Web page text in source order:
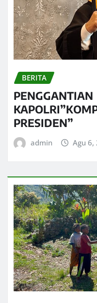
BERITA
PENGGANTIAN
PRESIDEN”
admin Agu 6,